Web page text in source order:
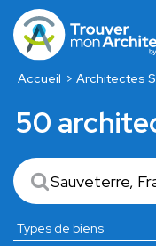
Accueil Architectes
50